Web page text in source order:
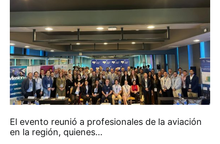
El evento reunió a profesionales de la aviación
en la región, quienes…